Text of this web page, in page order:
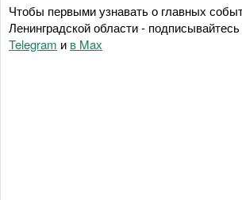
Чтобы первыми узнавать о главных
Ленинградской области -
Telegram и в Maх